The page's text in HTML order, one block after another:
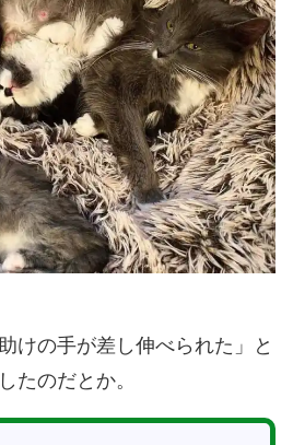
けの手が差し伸べられた」と
たのだとか。